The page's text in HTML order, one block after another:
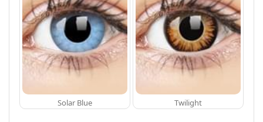
Solar Blue Twilight